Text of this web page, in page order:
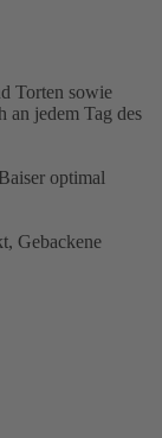
Torten sowie
an jedem Tag des
optimal
Gebackene